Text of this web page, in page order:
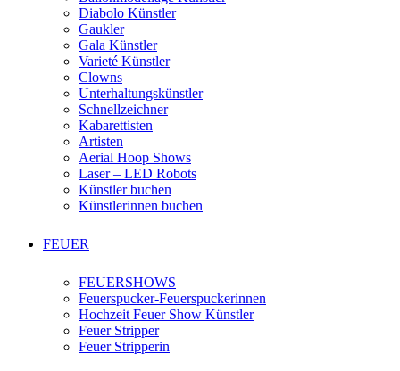
Diabolo Künstler
Gaukler
Gala Künstler
Varieté Künstler
Clowns
Unterhaltungskünstler
Schnellzeichner
Kabarettisten
Artisten
Aerial Hoop Shows
Laser – LED Robots
Künstler buchen
Künstlerinnen buchen
FEUER
FEUERSHOWS
Feuerspucker-Feuerspuckerinnen
Hochzeit Feuer Show Künstler
Feuer Stripper
Feuer Stripperin